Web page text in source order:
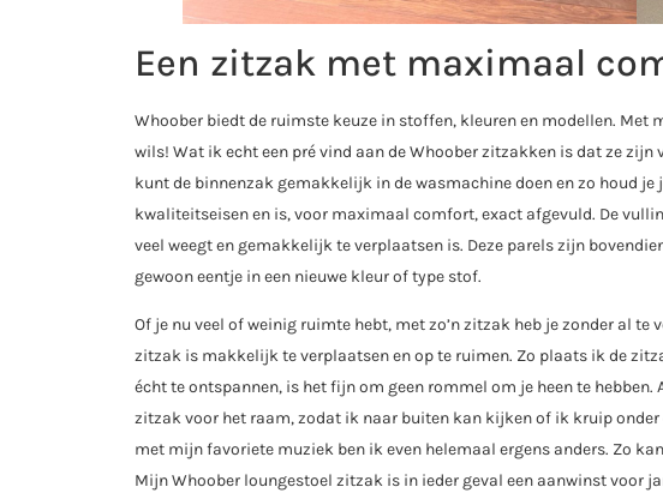
Een zitzak met maximaal
Whoober biedt de ruimste keuze in stoffen, kleuren en modellen.
wils! Wat ik echt een pré vind aan de Whoober zitzakken is dat ze
kunt de binnenzak gemakkelijk in de wasmachine doen en zo houd
kwaliteitseisen en is, voor maximaal comfort, exact afgevuld. De
veel weegt en gemakkelijk te verplaatsen is. Deze parels zijn
gewoon eentje in een nieuwe kleur of type stof.
Of je nu veel of weinig ruimte hebt, met zo’n zitzak heb je zonder al
zitzak is makkelijk te verplaatsen en op te ruimen. Zo plaats ik de
écht te ontspannen, is het fijn om geen rommel om je heen te
zitzak voor het raam, zodat ik naar buiten kan kijken of ik kruip
met mijn favoriete muziek ben ik even helemaal ergens anders. Zo
Mijn Whoober loungestoel zitzak is in ieder geval een aanwinst voor